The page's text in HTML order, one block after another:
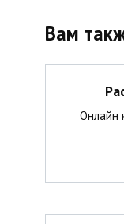
Вам
Онлайн